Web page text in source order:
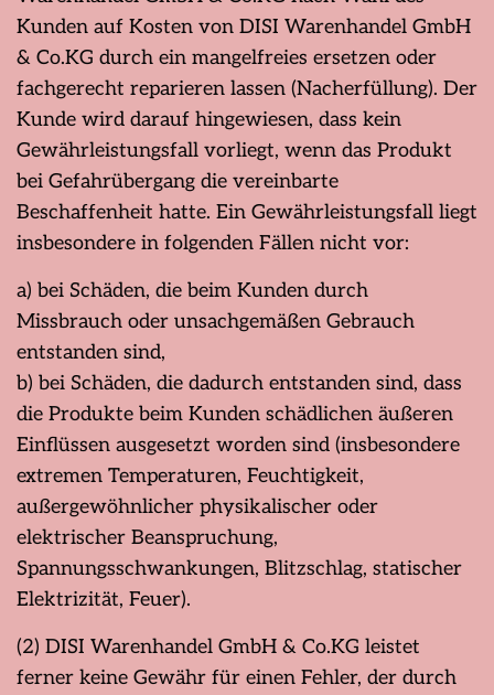
Kunden auf Kosten von DISI Warenhandel GmbH
& Co.KG durch ein mangelfreies ersetzen oder
fachgerecht reparieren lassen (Nacherfüllung). Der
Kunde wird darauf hingewiesen, dass kein
Gewährleistungsfall vorliegt, wenn das Produkt
bei Gefahrübergang die vereinbarte
Beschaffenheit hatte. Ein Gewährleistungsfall liegt
insbesondere in folgenden Fällen nicht vor:
a) bei Schäden, die beim Kunden durch
Missbrauch oder unsachgemäßen Gebrauch
entstanden sind,
b) bei Schäden, die dadurch entstanden sind, dass
die Produkte beim Kunden schädlichen äußeren
Einflüssen ausgesetzt worden sind (insbesondere
extremen Temperaturen, Feuchtigkeit,
außergewöhnlicher physikalischer oder
elektrischer Beanspruchung,
Spannungsschwankungen, Blitzschlag, statischer
Elektrizität, Feuer).
(2) DISI Warenhandel GmbH & Co.KG leistet
ferner keine Gewähr für einen Fehler, der durch